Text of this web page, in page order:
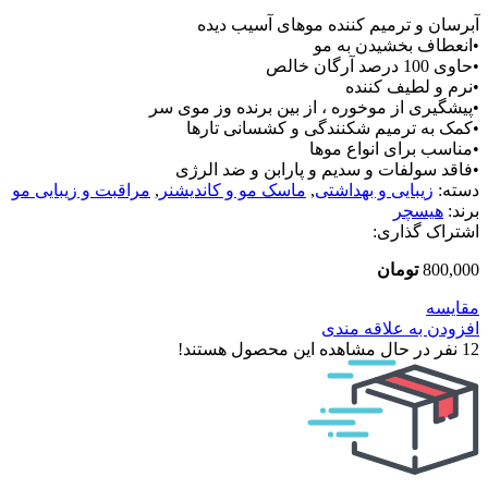
آبرسان و ترمیم کننده موهای آسیب دیده
•انعطاف بخشیدن به مو
•حاوی 100 درصد آرگان خالص
•نرم و لطیف کننده
•پیشگیری از موخوره ، از بین برنده وز موی سر
•کمک به ترمیم شکنندگی و کشسانی تارها
•مناسب برای انواع موها
•فاقد سولفات و سدیم و پارابن و ضد الرژی
دسته: زیبایی و بهداشتی, ماسک مو و کاندیشنر , مراقبت و زیبایی مو
برند: هیسچر
اشتراک گذاری:
800,000 تومان
مقایسه
افزودن به علاقه مندی
12 نفر در حال مشاهده این محصول هستند!